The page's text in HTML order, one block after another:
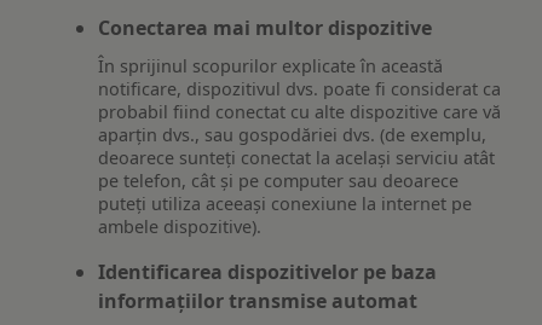
Conectarea mai multor dispozitive
În sprijinul scopurilor explicate în această
notificare, dispozitivul dvs. poate fi considerat ca
probabil fiind conectat cu alte dispozitive care vă
aparțin dvs., sau gospodăriei dvs. (de exemplu,
deoarece sunteți conectat la același serviciu atât
pe telefon, cât și pe computer sau deoarece
puteți utiliza aceeași conexiune la internet pe
ambele dispozitive).
Identificarea dispozitivelor pe baza
informațiilor transmise automat